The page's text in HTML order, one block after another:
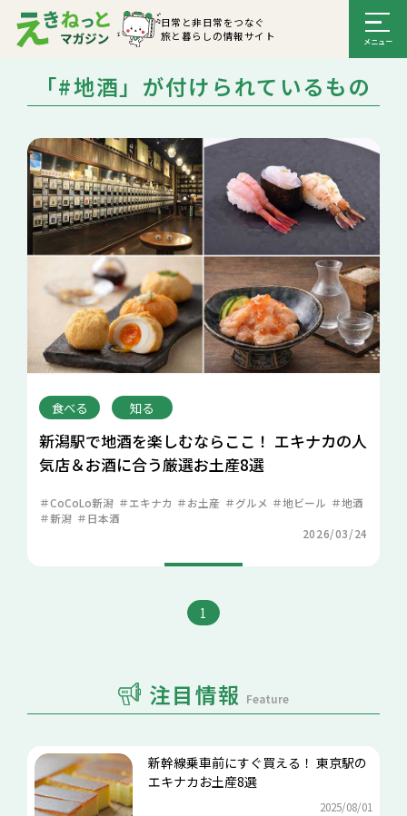
日常と非日常をつなぐ
旅と暮らしの情報サイト
「#地酒」が付けられているもの
食べる 知る
新潟駅で地酒を楽しむならここ！ エキナカの人
気店＆お酒に合う厳選お土産8選
CoCoLo新潟 エキナカ お土産 グルメ 地ビール
地酒
新潟
日本酒
2026/03/24
1
注目情報 Feature
新幹線乗車前にすぐ買える！ 東京駅の
エキナカお土産8選
2025/08/01